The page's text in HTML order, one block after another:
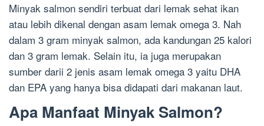
Minyak salmon sendiri terbuat dari lemak sehat ikan
atau lebih dikenal dengan asam lemak omega 3. Nah
dalam 3 gram minyak salmon, ada kandungan 25 kalori
dan 3 gram lemak. Selain itu, ia juga merupakan
sumber darii 2 jenis asam lemak omega 3 yaitu DHA
dan EPA yang hanya bisa didapati dari makanan laut.
Apa Manfaat Minyak Salmon?